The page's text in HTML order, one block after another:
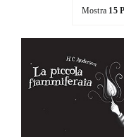
Le Collane
Catalogo
Mostra 15